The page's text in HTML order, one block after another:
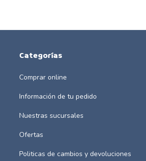
Categorías
Comprar online
Información de tu pedido
Nuestras sucursales
Ofertas
Politicas de cambios y devoluciones